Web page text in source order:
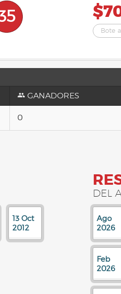
Bote
GANADORES
0
13 Oct
2012
DEL
Ago
2026
Feb
2026